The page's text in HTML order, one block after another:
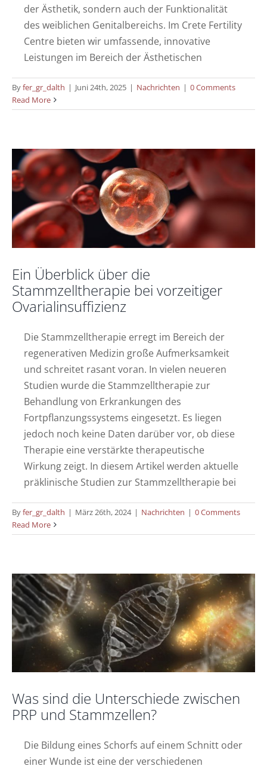
der Ästhetik, sondern auch der Funktionalität
des weiblichen Genitalbereichs. Im Crete Fertility
Centre bieten wir umfassende, innovative
Leistungen im Bereich der Ästhetischen
Byfer_gr_dalth | Juni 24th, 2025 | Nachrichten | 0 Comments
Read MoreEin Überblick über die Stammzelltherapie
Ein Überblick über die
Stammzelltherapie bei vorzeitiger
Ovarialinsuffizienz
Die Stammzelltherapie erregt im Bereich der
regenerativen Medizin große Aufmerksamkeit
und schreitet rasant voran. In vielen neueren
Studien wurde die Stammzelltherapie zur
Behandlung von Erkrankungen des
Fortpflanzungssystems eingesetzt. Es liegen
jedoch noch keine Daten darüber vor, ob diese
Therapie eine verstärkte therapeutische
Wirkung zeigt. In diesem Artikel werden aktuelle
präklinische Studien zur Stammzelltherapie bei
Byfer_gr_dalth | März 26th, 2024 | Nachrichten | 0 Comments
Read MoreWas sind die Unterschiede zwischen PRP
Was sind die Unterschiede zwischen
PRP und Stammzellen?
Die Bildung eines Schorfs auf einem Schnitt oder
einer Wunde ist eine der verschiedenen